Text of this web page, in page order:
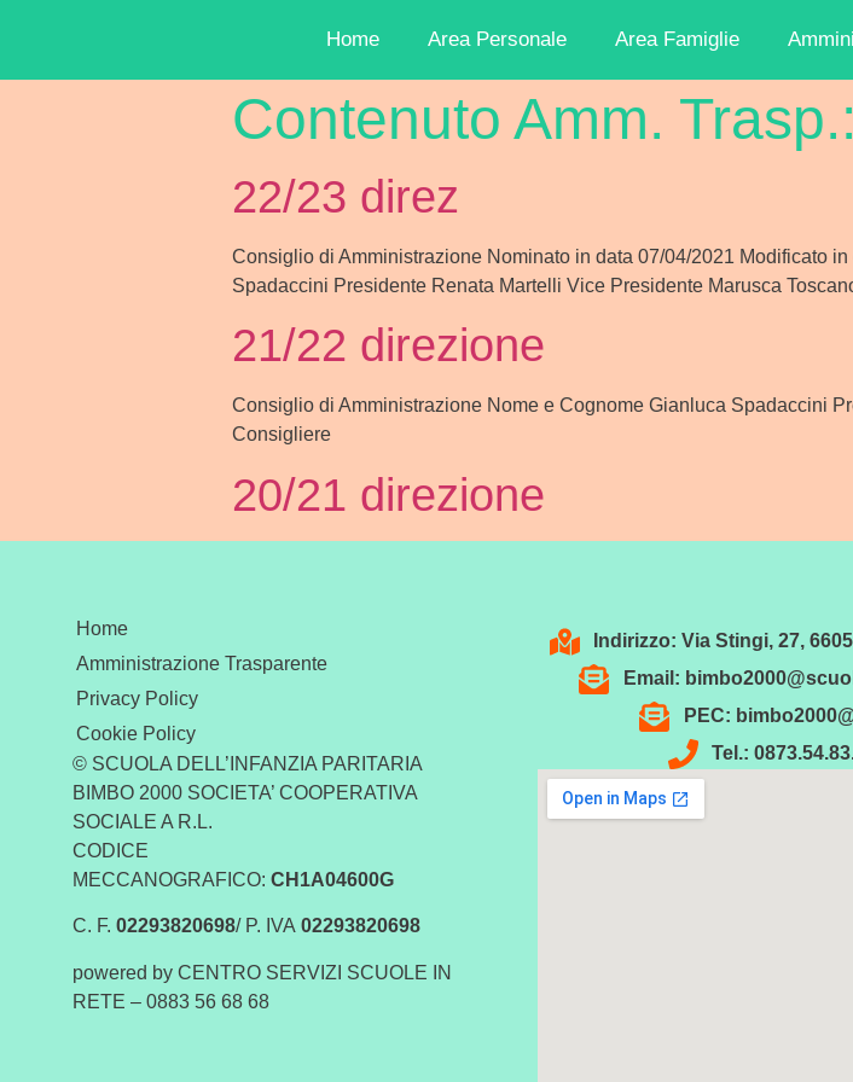
Home Area Personale Area Famiglie
Contenuto Amm. Trasp.:
22/23 direz
Consiglio di Amministrazione Nominato in data 07/04/2021 Modificato
Spadaccini Presidente Renata Martelli Vice Presidente Marusca
21/22 direzione
Consiglio di Amministrazione Nome e Cognome Gianluca Spadaccini
Consigliere
20/21 direzione
Home
Amministrazione Trasparente
Privacy Policy
Cookie Policy
© SCUOLA DELL’INFANZIA PARITARIA
BIMBO 2000 SOCIETA’ COOPERATIVA
SOCIALE A R.L.
CODICE
MECCANOGRAFICO: CH1A04600G
C. F. 02293820698/ P. IVA 02293820698
powered by CENTRO SERVIZI SCUOLE IN
RETE – 0883 56 68 68
Indirizzo: Via Stingi, 27,
Email:
PEC:
Tel.: